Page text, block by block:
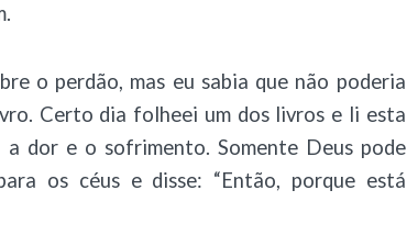
o perdão, mas eu sabia que não poderia
Certo dia folheei um dos livros e li esta
dor e o sofrimento. Somente Deus pode
os céus e disse: “Então, porque está